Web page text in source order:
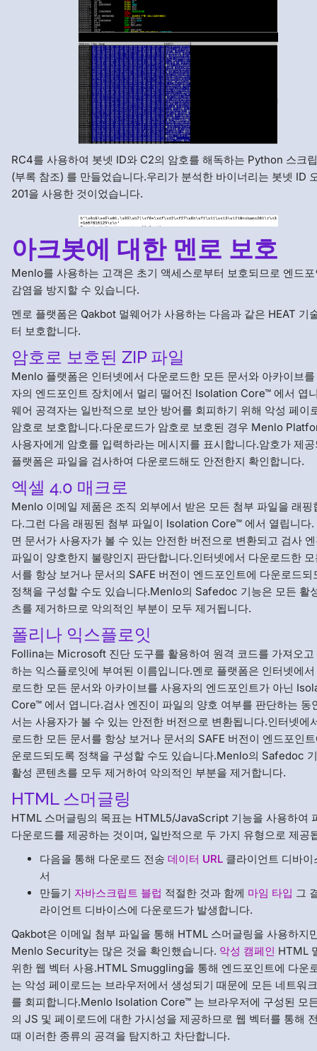
RC4를 사용하여 봇넷 ID와 C2의 암호를 해독하는 Python 스크
(부록 참조) 를 만들었습니다.우리가 분석한 바이너리는 봇넷 ID
201을 사용한 것이었습니다.
아크봇에 대한 멘로 보호
Menlo를 사용하는 고객은 초기 액세스로부터 보호되므로 엔드
감염을 방지할 수 있습니다.
멘로 플랫폼은 Qakbot 멀웨어가 사용하는 다음과 같은 HEAT 기
터 보호합니다.
암호로 보호된 ZIP 파일
Menlo 플랫폼은 인터넷에서 다운로드한 모든 문서와 아카이브
자의 엔드포인트 장치에서 멀리 떨어진 Isolation Core™ 에서 엽
웨어 공격자는 일반적으로 보안 방어를 회피하기 위해 악성 페이
암호로 보호합니다.다운로드가 암호로 보호된 경우 Menlo
사용자에게 암호를 입력하라는 메시지를 표시합니다.암호가 제
플랫폼은 파일을 검사하여 다운로드해도 안전한지 확인합니다.
엑셀 4.0 매크로
Menlo 이메일 제품은 조직 외부에서 받은 모든 첨부 파일을 래핑
다.그런 다음 래핑된 첨부 파일이 Isolation Core™ 에서 열립니다.
면 문서가 사용자가 볼 수 있는 안전한 버전으로 변환되고 검사
파일이 양호한지 불량인지 판단합니다.인터넷에서 다운로드한
서를 항상 보거나 문서의 SAFE 버전이 엔드포인트에 다운로드되
정책을 구성할 수도 있습니다.Menlo의 Safedoc 기능은 모든 활
츠를 제거하므로 악의적인 부분이 모두 제거됩니다.
폴리나 익스플로잇
Follina는 Microsoft 진단 도구를 활용하여 원격 코드를 가져오고
하는 익스플로잇에 부여된 이름입니다.멘로 플랫폼은 인터넷에
로드한 모든 문서와 아카이브를 사용자의 엔드포인트가 아닌
Core™ 에서 엽니다.검사 엔진이 파일의 양호 여부를 판단하는 동
서는 사용자가 볼 수 있는 안전한 버전으로 변환됩니다.인터넷에
로드한 모든 문서를 항상 보거나 문서의 SAFE 버전이 엔드포인
운로드되도록 정책을 구성할 수도 있습니다.Menlo의 Safedoc
활성 콘텐츠를 모두 제거하여 악의적인 부분을 제거합니다.
HTML 스머글링
HTML 스머글링의 목표는 HTML5/JavaScript 기능을 사용하여
다운로드를 제공하는 것이며, 일반적으로 두 가지 유형으로 제공
다음을 통해 다운로드 전송 데이터 URL 클라이언트 디바이
서
만들기 자바스크립트 블럽 적절한 것과 함께 마임 타입 그
라이언트 디바이스에 다운로드가 발생합니다.
Qakbot은 이메일 첨부 파일을 통해 HTML 스머글링을 사용하지
Menlo Security는 많은 것을 확인했습니다. 악성 캠페인 HTML
위한 웹 벡터 사용.HTML Smuggling을 통해 엔드포인트에 다운
는 악성 페이로드는 브라우저에서 생성되기 때문에 모든 네트워
를 회피합니다.Menlo Isolation Core™ 는 브라우저에 구성된 모
의 JS 및 페이로드에 대한 가시성을 제공하므로 웹 벡터를 통해
때 이러한 종류의 공격을 탐지하고 차단합니다.